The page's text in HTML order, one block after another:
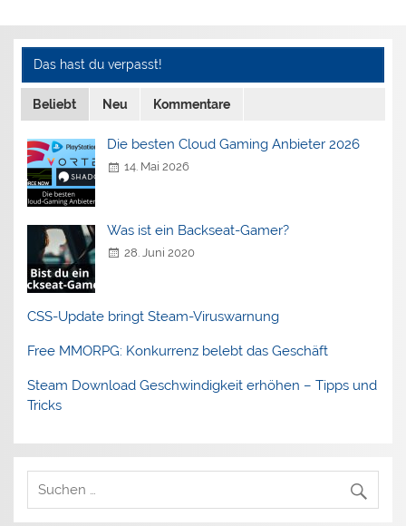
Das hast du verpasst!
Beliebt Neu Kommentare
Die besten Cloud Gaming Anbieter 2026
14. Mai 2026
Was ist ein Backseat-Gamer?
28. Juni 2020
CSS-Update bringt Steam-Viruswarnung
Free MMORPG: Konkurrenz belebt das Geschäft
Steam Download Geschwindigkeit erhöhen – Tipps und
Tricks